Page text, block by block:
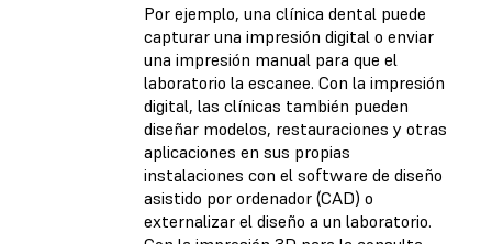
Por ejemplo, una clínica dental puede
capturar una impresión digital o enviar
una impresión manual para que el
laboratorio la escanee. Con la impresión
digital, las clínicas también pueden
diseñar modelos, restauraciones y otras
aplicaciones en sus propias
instalaciones con el software de diseño
asistido por ordenador (CAD) o
externalizar el diseño a un laboratorio.